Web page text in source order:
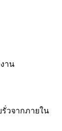
าน
วจากภายใน